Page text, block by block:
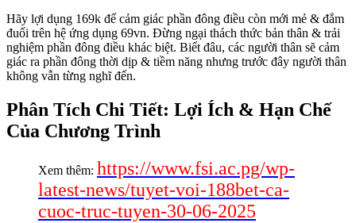
Hãy lợi dụng 169k để cảm giác phần đông điều còn mới mẻ & đắm
đuối trên hệ ứng dụng 69vn. Đừng ngại thách thức bản thân & trải
nghiệm phần đông điều khác biệt. Biết đâu, các người thân sẽ cảm
giác ra phần đông thời dịp & tiềm năng nhưng trước đây người thân
không vẫn từng nghĩ đến.
Phân Tích Chi Tiết: Lợi Ích & Hạn Chế
Của Chương Trình
Xem thêm: https://www.fsi.ac.pg/wp-
latest-news/tuyet-voi-188bet-ca-
cuoc-truc-tuyen-30-06-2025